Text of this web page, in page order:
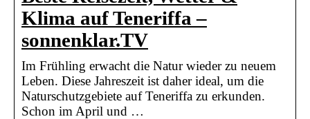
Klima auf Teneriffa –
sonnenklar.TV
Im Frühling erwacht die Natur wieder zu neuem
Leben. Diese Jahreszeit ist daher ideal, um die
Naturschutzgebiete auf Teneriffa zu erkunden.
Schon im April und …